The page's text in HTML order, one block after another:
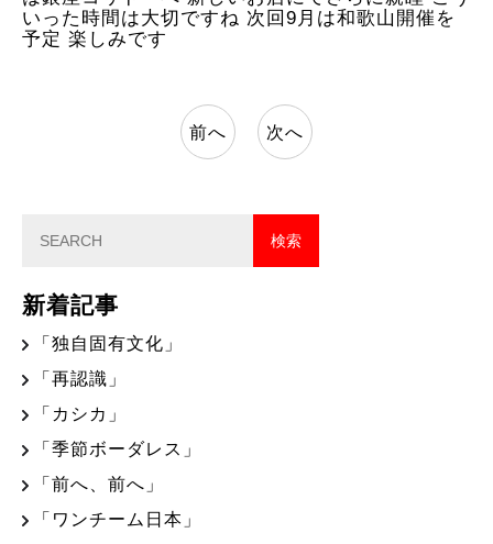
いった時間は大切ですね 次回9月は和歌山開催を
予定 楽しみです
前へ 次へ
新着記事
「独自固有文化」
「再認識」
「カシカ」
「季節ボーダレス」
「前へ、前へ」
「ワンチーム日本」